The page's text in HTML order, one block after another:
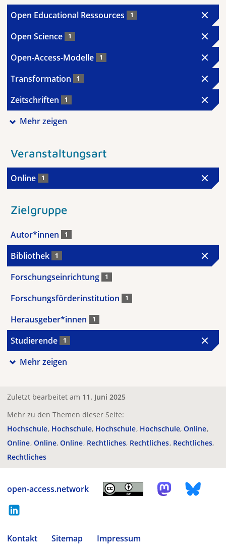
Open Educational Ressources 1
Open Science 1
Open-Access-Modelle 1
Transformation 1
Zeitschriften 1
Mehr zeigen
Veranstaltungsart
Online 1
Zielgruppe
Autor*innen 1
Bibliothek 1
Forschungseinrichtung 1
Forschungsförderinstitution 1
Herausgeber*innen 1
Studierende 1
Mehr zeigen
Zuletzt bearbeitet am 11. Juni 2025
Mehr zu den Themen dieser Seite:
Hochschule Hochschule Hochschule Hochschule Online
Online Online Online Rechtliches Rechtliches Rechtliches
Rechtliches
open-access.network
Kontakt Sitemap
Impressum